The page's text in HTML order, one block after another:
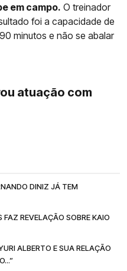
em campo. O treinador
foi a capacidade de
minutos e não se abalar
atuação com
DINIZ JÁ TEM
REVELAÇÃO SOBRE KAIO
ALBERTO E SUA RELAÇÃO